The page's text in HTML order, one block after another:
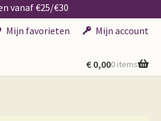
vanaf €25/€30
Mijn favorieten Mijn account
€ 0,000 items